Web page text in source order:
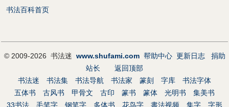
书法百科首页
© 2009-2026 书法迷 www.shufami.com 帮助中心 更新日志
捐助
站长
返回顶部
书法迷
书法集 书法导航 书法家 篆刻 字库
书法字体
五体书
古风书 甲骨文 古印 篆书 篆体 光明书
集美书
33书法
毛笔字 钢笔字 多体书 花鸟字 書法视频 集字
字形